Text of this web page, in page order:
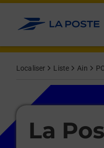
Allez au contenu
Localiser Liste Ain
La
Le lien s'ouvre dans un
Le lien s'ouvre dans un
Afficher ou masquer la
Afficher ou masquer la
Afficher ou masquer la
Afficher ou masquer la
Afficher ou masquer la
Afficher ou masquer la